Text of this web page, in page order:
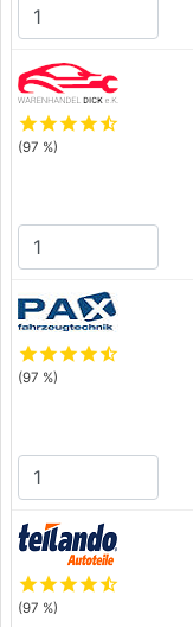
starstarstarstarstar_half
(97 %)
starstarstarstarstar_half
(97 %)
starstarstarstarstar_half
(97 %)